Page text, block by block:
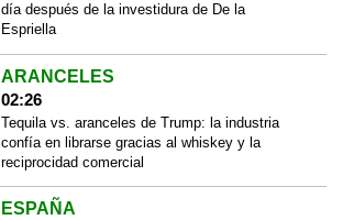
día después de la investidura de De la
Espriella
ARANCELES
02:26
Tequila vs. aranceles de Trump: la industria
confía en librarse gracias al whiskey y la
reciprocidad comercial
ESPAÑA